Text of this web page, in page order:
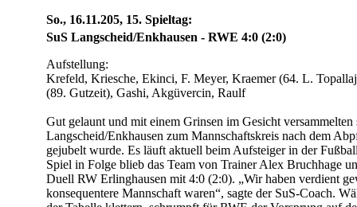
So., 16.11.205, 15. Spieltag:
SuS Langscheid/Enkhausen - RWE 4:0 (2:0)
Aufstellung:
Krefeld, Kriesche, Ekinci, F. Meyer, Kraemer (64. L.
(89. Gutzeit), Gashi, Akgüvercin, Raulf
Gut gelaunt und mit einem Grinsen im Gesicht versammelten
Langscheid/Enkhausen zum Mannschaftskreis nach dem
gejubelt wurde. Es läuft aktuell beim Aufsteiger in der
Spiel in Folge blieb das Team von Trainer Alex Bruchhage
Duell RW Erlinghausen mit 4:0 (2:0). „Wir haben verdient
konsequentere Mannschaft waren“, sagte der SuS-Coach.